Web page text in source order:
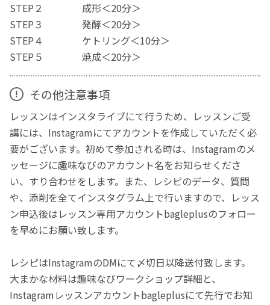
STEP２ 成形＜20分＞
STEP３ 発酵＜20分＞
STEP４ ケトリング＜10分＞
STEP５ 焼成＜20分＞
その他注意事項
レッスンはインスタライブにて行うため、レッスンご受
講には、Instagramにてアカウントを作成していただく必
要がございます。初めて参加される時は、Instagramのメ
ッセージに趣味なびのアカウント名をお知らせくださ
い、すり合わせをします。また、レシピのデータ、質問
や、添削を全てインスタグラム上で行いますので、レッス
ン申込後はレッスン専用アカウントbagleplusのフォロー
を早めにお願い致します。
レシピはInstagramのDMにて〆切日以降送付致します。
大まかな材料は趣味なびワークショップ詳細と、
Instagramレッスンアカウントbagleplusにて先行でお知